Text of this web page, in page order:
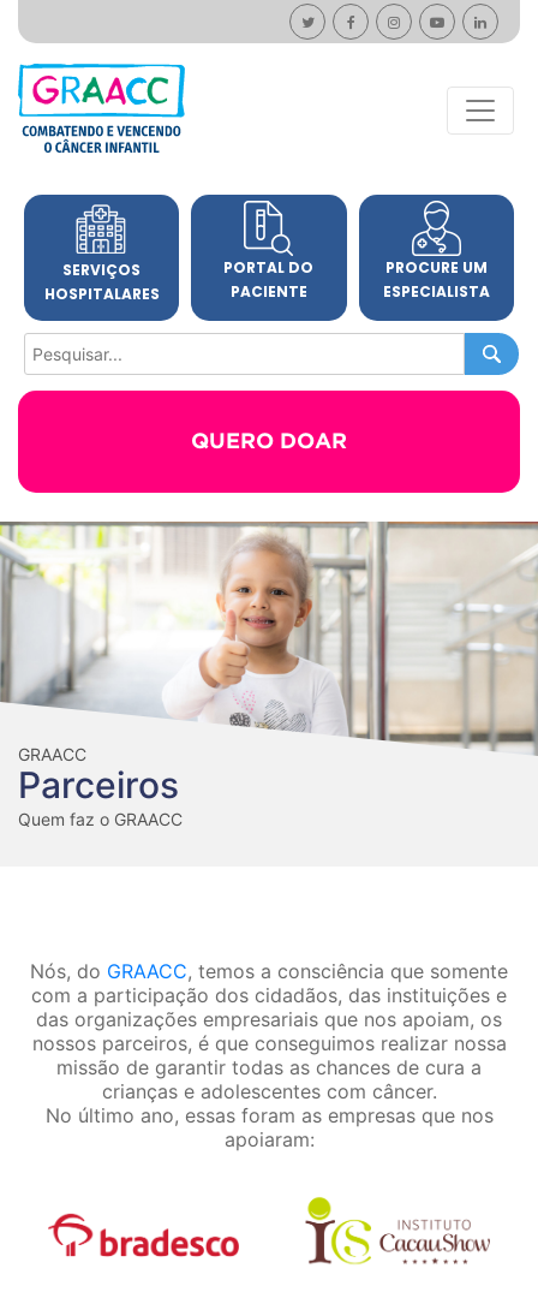
SERVIÇOS
HOSPITALARES
PORTAL DO
PACIENTE
PROCURE UM
ESPECIALISTA
QUERO DOAR
GRAACC
Parceiros
Quem faz o GRAACC
Nós, do GRAACC, temos a consciência que somente
com a participação dos cidadãos, das instituições e
das organizações empresariais que nos apoiam, os
nossos parceiros, é que conseguimos realizar nossa
missão de garantir todas as chances de cura a
crianças e adolescentes com câncer.
No último ano, essas foram as empresas que nos
apoiaram: